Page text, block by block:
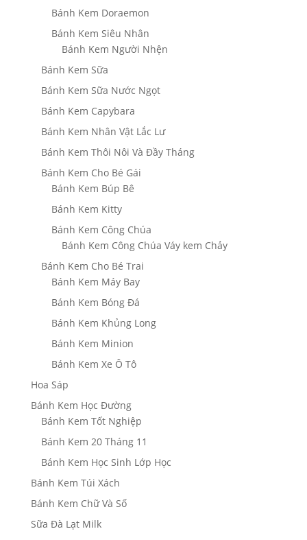
Bánh Kem Doraemon
Bánh Kem Siêu Nhân
Bánh Kem Người Nhện
Bánh Kem Sữa
Bánh Kem Sữa Nước Ngọt
Bánh Kem Capybara
Bánh Kem Nhân Vật Lắc Lư
Bánh Kem Thôi Nôi Và Đầy Tháng
Bánh Kem Cho Bé Gái
Bánh Kem Búp Bê
Bánh Kem Kitty
Bánh Kem Công Chúa
Bánh Kem Công Chúa Váy kem Chảy
Bánh Kem Cho Bé Trai
Bánh Kem Máy Bay
Bánh Kem Bóng Đá
Bánh Kem Khủng Long
Bánh Kem Minion
Bánh Kem Xe Ô Tô
Hoa Sáp
Bánh Kem Học Đường
Bánh Kem Tốt Nghiệp
Bánh Kem 20 Tháng 11
Bánh Kem Học Sinh Lớp Học
Bánh Kem Túi Xách
Bánh Kem Chữ Và Số
Sữa Đà Lạt Milk